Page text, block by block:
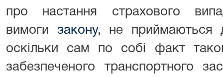
про настання страхового
вимоги закону, не приймаються
оскільки сам по собі факт
забезпеченого транспортного